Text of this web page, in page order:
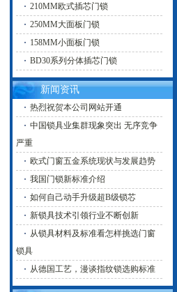
210MM欧式插芯门锁
250MM大面板门锁
158MM小面板门锁
BD30系列分体插芯门锁
新闻资讯
热烈祝贺本公司网站开通
中国锁具业集群现象突出 无序竞争
严重
欧式门窗五金系统现状与发展趋势
我国门锁新标准介绍
如何自己动手升级超B级锁芯
新锁具技术引领行业不断创新
从锁具材料及标准看怎样挑选门窗
锁具
从德国工艺，漫谈指纹锁选购标准